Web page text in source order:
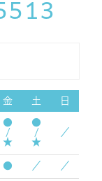
金 土 日
●/★ ●/★ ／
● ／ ／